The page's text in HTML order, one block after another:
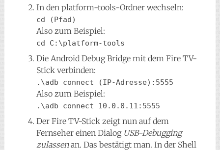
In den platform-tools-Ordner wechseln:
cd (Pfad)
Also zum Beispiel:
cd C:\platform-tools
Die Android Debug Bridge mit dem Fire TV-
Stick verbinden:
.\adb connect (IP-Adresse):5555
Also zum Beispiel:
.\adb connect 10.0.0.11:5555
Der Fire TV-Stick zeigt nun auf dem
Fernseher einen Dialog USB-Debugging
zulassenan. Das bestätigt man. In der Shell